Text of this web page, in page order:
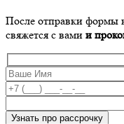
После отправки формы
свяжется с вами и